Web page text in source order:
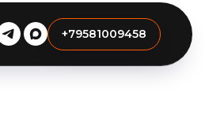
+79581009458